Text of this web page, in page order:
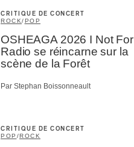
CRITIQUE DE CONCERT
ROCK/POP
OSHEAGA 2026 I Not For
Radio se réincarne sur la
scène de la Forêt
Par Stephan Boissonneault
CRITIQUE DE CONCERT
POP /ROCK